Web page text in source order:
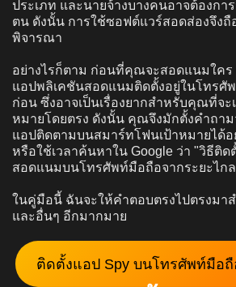
ประเภท และนายจ้างบางคนอาจต้องกา
ตน ดังนั้น การใช้ซอฟต์แวร์สอดส่องจึงถื
พิจารณา
อย่างไรก็ตาม ก่อนที่คุณจะสอดแนมใคร
แอปพลิเคชันสอดแนมติดตั้งอยู่ในโทรศั
ก่อน ซึ่งอาจเป็นเรื่องยากสำหรับคุณที่จะ
หมายโดยตรง ดังนั้น คุณจึงมักตั้งคำถาม
แอปติดตามบนสมาร์ทโฟนเป้าหมายได้อ
หรือใช้เวลาค้นหาใน Google ว่า "วิธีติด
สอดแนมบนโทรศัพท์มือถือจากระยะไก
ในคู่มือนี้ ฉันจะให้คำตอบตรงไปตรงมา
และอื่นๆ อีกมากมาย
ติดตั้งแอป Spy บนโทรศัพท์มือถื